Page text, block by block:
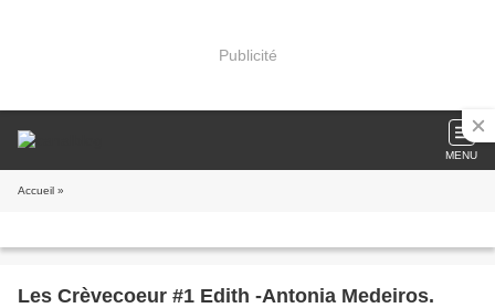
Publicité
MENU
Accueil »
Les Crèvecoeur #1 Edith -Antonia Medeiros.